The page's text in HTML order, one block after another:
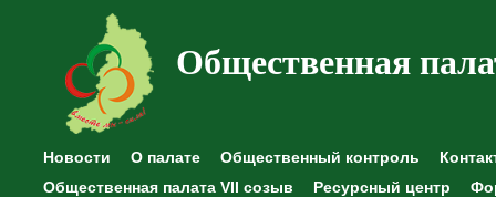
Общественная
Новости О палате Общественный контроль
Общественная палата VII созыв
Ресурсный центр